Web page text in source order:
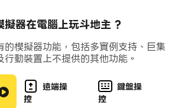
速选择多个牌
电脑智能玩家
议可以出的牌
擬器在電腦上玩斗地主 ?
的模擬器功能，包括多實例支持、巨集
動裝置上不提供的其他功能。
遠端操
控
鍵盤操
控